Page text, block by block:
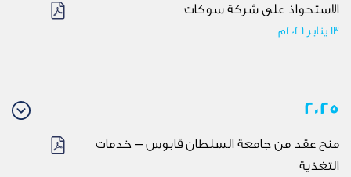
الاستحواذ على شركة سوكات
١٣ يناير ٢٠٢٦م
2025
منح عقد من جامعة السلطان قابوس – خدمات
التغذية